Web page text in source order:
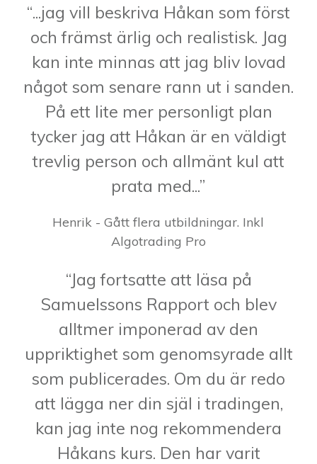
“...jag vill beskriva Håkan som först
och främst ärlig och realistisk. Jag
kan inte minnas att jag bliv lovad
något som senare rann ut i sanden.
På ett lite mer personligt plan
tycker jag att Håkan är en väldigt
trevlig person och allmänt kul att
prata med...”
Henrik - Gått flera utbildningar. Inkl
Algotrading Pro
“Jag fortsatte att läsa på
Samuelssons Rapport och blev
alltmer imponerad av den
uppriktighet som genomsyrade allt
som publicerades. Om du är redo
att lägga ner din själ i tradingen,
kan jag inte nog rekommendera
Håkans kurs. Den har varit